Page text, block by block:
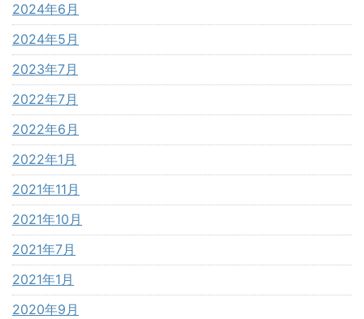
2024年6月
2024年5月
2023年7月
2022年7月
2022年6月
2022年1月
2021年11月
2021年10月
2021年7月
2021年1月
2020年9月